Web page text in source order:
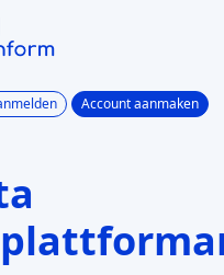
Account aanmaken